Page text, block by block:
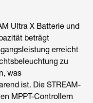
Ultra X Batterie und
beträgt
erreicht
zu
was
ist. Die STREAM-
MPPT-Controllern